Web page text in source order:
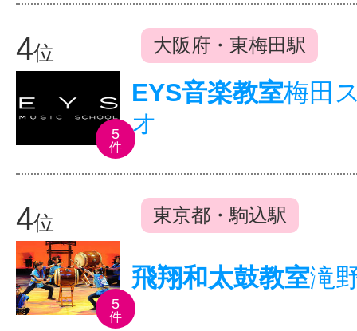
4位 大阪府・東梅田駅
5
件
EYS音楽教室梅田
オ
4位 東京都・駒込駅
5
件
飛翔和太鼓教室滝